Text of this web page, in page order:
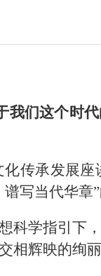
我们这个时
传承发展
写当代华章”
科学指引下
辉映的绚